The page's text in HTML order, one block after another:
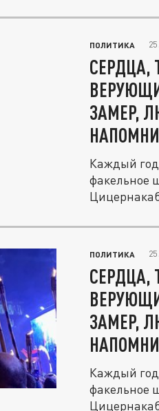
ПОЛИТИКА
СЕРДЦА,
ЗАМЕР,
Каждый год
факельное
ПОЛИТИКА
СЕРДЦА,
ЗАМЕР,
Каждый год
факельное